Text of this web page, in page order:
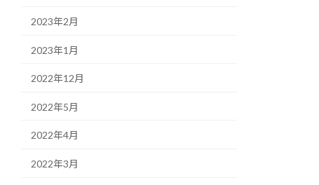
2023年2月
2023年1月
2022年12月
2022年5月
2022年4月
2022年3月